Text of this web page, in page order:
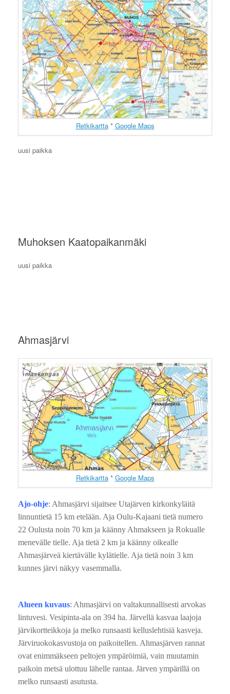
Retkikartta* Google Maps
uusi paikka
Muhoksen Kaatopaikanmäki
uusi paikka
Ahmasjärvi
Retkikartta* Google Maps
Ajo-ohje: Ahmasjärvi sijaitsee Utajärven kirkonkyläitä
linnuntietä 15 km etelään. Aja Oulu-Kajaani tietä numero
22 Oulusta noin 70 km ja käänny Ahmakseen ja Rokualle
menevälle tielle. Aja tietä 2 km ja käänny oikealle
Ahmasjärveä kiertävälle kylätielle. Aja tietä noin 3 km
kunnes järvi näkyy vasemmalla.
Alueen kuvaus: Ahmasjärvi on valtakunnallisesti arvokas
lintuvesi. Vesipinta-ala on 394 ha. Järvellä kasvaa laajoja
järvikortteikkoja ja melko runsaasti kelluslehtisiä kasveja.
Järviruokokasvustoja on paikoitellen. Ahmasjärven rannat
ovat enimmäkseen peltojen ympäröimiä, vain muutamin
paikoin metsä ulottuu lähelle rantaa. Järven ympärillä on
melko runsaasti asutusta.